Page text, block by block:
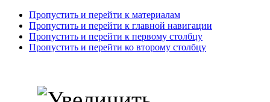
Пропустить и перейти к материалам
Пропустить и перейти к главной навигации
Пропустить и перейти к первому столбцу
Пропустить и перейти ко второму столбцу